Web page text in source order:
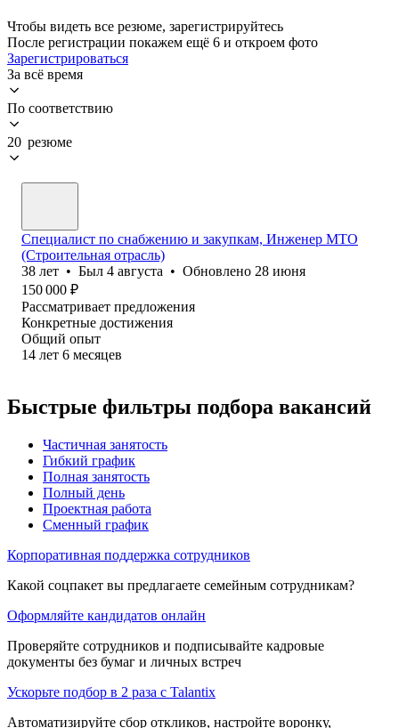
Чтобы видеть все резюме, зарегистрируйтесь
После регистрации покажем ещё 6 и откроем фото
Зарегистрироваться
За всё время
По соответствию
20 резюме
Специалист по снабжению и закупкам, Инженер МТО
(Строительная отрасль)
38 лет • Был 4 августа • Обновлено 28 июня
150 000 ₽
Рассматривает предложения
Конкретные достижения
Общий опыт
14 лет 6 месяцев
Быстрые фильтры подбора вакансий
Частичная занятость
Гибкий график
Полная занятость
Полный день
Проектная работа
Сменный график
Корпоративная поддержка сотрудников
Какой соцпакет вы предлагаете семейным сотрудникам?
Оформляйте кандидатов онлайн
Проверяйте сотрудников и подписывайте кадровые
документы без бумаг и личных встреч
Ускорьте подбор в 2 раза с Talantix
Автоматизируйте сбор откликов, настройте воронку,